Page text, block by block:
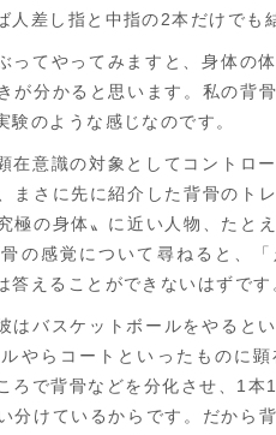
差し指と中指の2本だけでも
ってやってみますと、身体の
が分かると思います。私の背
験のような感じなのです。
在意識の対象としてコントロ
まさに先に紹介した背骨のト
極の身体〟に近い人物、たと
の感覚について尋ねると、
答えることができないはずです
はバスケットボールをやると
やらコートといったものに
ろで背骨などを分化させ、1本
分けているからです。だから